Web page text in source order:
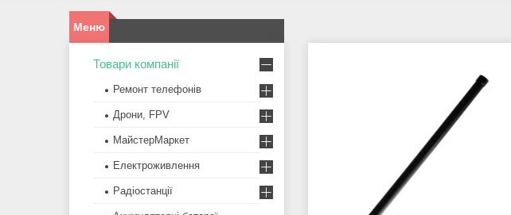
Товари компанії
Ремонт телефонів
Дрони, FPV
МайстерМаркет
Електроживлення
Радіостанції